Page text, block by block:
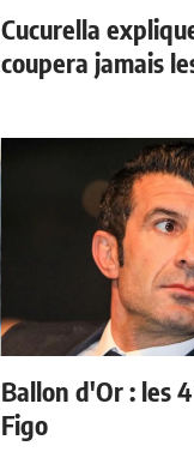
Cucurella
coupera jamais
Ballon d'Or : les
Figo